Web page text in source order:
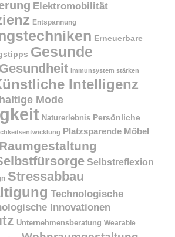
Elektromobilität
Entspannung
Erneuerbare
Gesunde
Gesundheit Immunsystem stärken
Intelligenz
Mode
Naturerlebnis Persönliche
Platzsparende Möbel
Raumgestaltung
Selbstreflexion
Stressabbau
Technologische
Innovationen
Unternehmensberatung Wearable